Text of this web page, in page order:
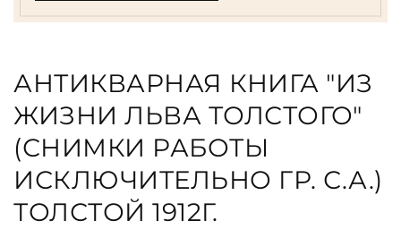
АНТИКВАРНАЯ КНИГА "ИЗ
ЖИЗНИ ЛЬВА ТОЛСТОГО"
(СНИМКИ РАБОТЫ
ИСКЛЮЧИТЕЛЬНО ГР. С.А.)
ТОЛСТОЙ 1912Г.